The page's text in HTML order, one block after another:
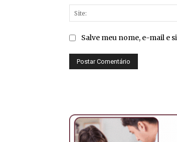
Salve meu nome, e-mail e